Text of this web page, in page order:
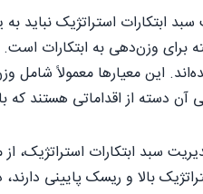
ابتکارات استراتژیک نباید
برای وزن‌دهی به ابتکارات
این معیارها معمولاً
آن دسته از اقداماتی هستند
سبد ابتکارات استراتژیک،
بالا و ریسک پایینی